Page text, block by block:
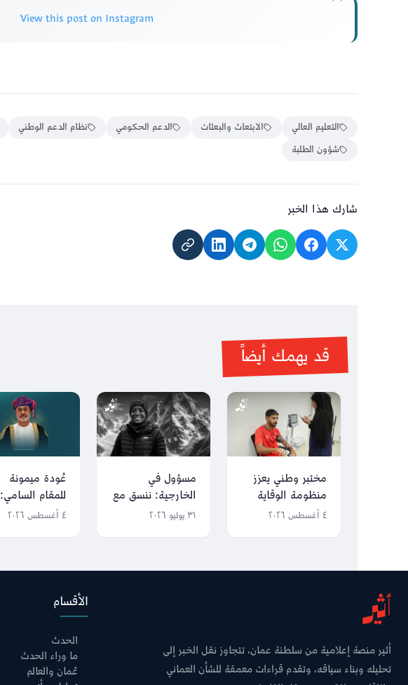
View this post on Instagram
التعليم العالي الابتعاث والبعثات الدعم الحكومي نظام الدعم الوطني
شؤون الطلبة
شارك هذا الخبر
قد يهمك أيضاً
مختبر وطني يعزز
منظومة الوقاية
للرياضيين
٤ أغسطس ٢٠٢٦
مسؤول في
الخارجية: ننسق مع
الجهات الباكستانية
٣١ يوليو ٢٠٢٦
عُودة ميمونة
للمقام السامي:
محطات شملها
٤ أغسطس ٢٠٢٦
أثير منصة إعلامية من سلطنة عمان، تتجاوز نقل الخبر إلى
تحليله وبناء سياقه، وتقدم قراءات معمقة للشأن العماني
الأقسام
الحدث
ما وراء الحدث
عُمان والعالم